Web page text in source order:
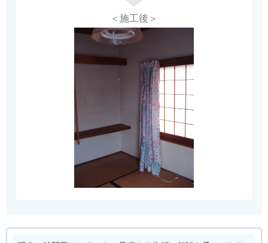
＜施工後＞